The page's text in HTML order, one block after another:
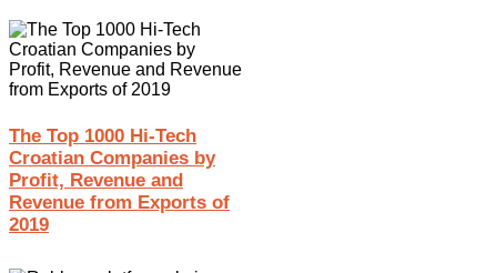
The Top 1000 Hi-Tech
Croatian Companies by
Profit, Revenue and
Revenue from Exports of
2019